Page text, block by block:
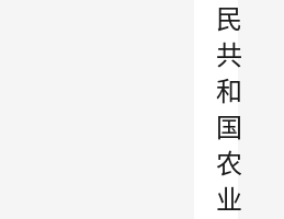
民
共
和
国
农
业